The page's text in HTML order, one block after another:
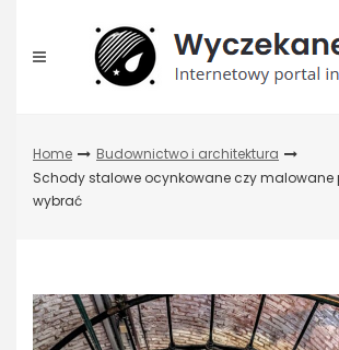
content
Home
Budownictwo i architektura
Schody stalowe ocynkowane czy malowane
wybrać